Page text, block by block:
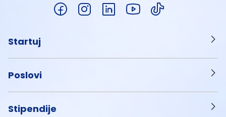
Startuj
Poslovi
Stipendije